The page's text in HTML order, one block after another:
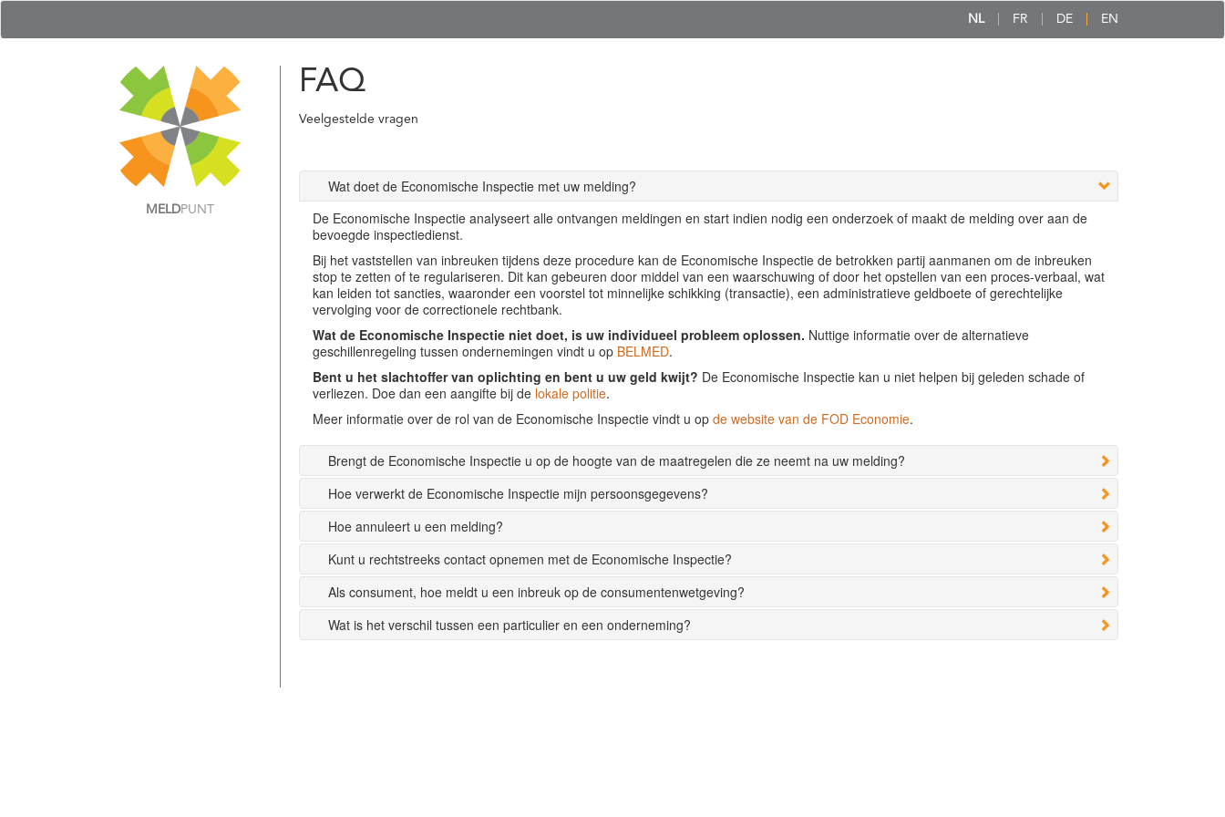
NL FR DE EN
MELDPUNT
FAQ
Veelgestelde vragen
Wat doet de Economische Inspectie met uw melding?
De Economische Inspectie analyseert alle ontvangen meldingen en start indien nodig een onderzoek of maakt de melding over aan de
bevoegde inspectiedienst.
Bij het vaststellen van inbreuken tijdens deze procedure kan de Economische Inspectie de betrokken partij aanmanen om de inbreuken
stop te zetten of te regulariseren. Dit kan gebeuren door middel van een waarschuwing of door het opstellen van een proces-verbaal, wat
kan leiden tot sancties, waaronder een voorstel tot minnelijke schikking (transactie), een administratieve geldboete of gerechtelijke
vervolging voor de correctionele rechtbank.
Wat de Economische Inspectie niet doet, is uw individueel probleem oplossen. Nuttige informatie over de alternatieve
geschillenregeling tussen ondernemingen vindt u op BELMED.
Bent u het slachtoffer van oplichting en bent u uw geld kwijt? De Economische Inspectie kan u niet helpen bij geleden schade of
verliezen. Doe dan een aangifte bij de lokale politie.
Meer informatie over de rol van de Economische Inspectie vindt u op de website van de FOD Economie.
Brengt de Economische Inspectie u op de hoogte van de maatregelen die ze neemt na uw melding?
Hoe verwerkt de Economische Inspectie mijn persoonsgegevens?
Hoe annuleert u een melding?
Kunt u rechtstreeks contact opnemen met de Economische Inspectie?
Als consument, hoe meldt u een inbreuk op de consumentenwetgeving?
Wat is het verschil tussen een particulier en een onderneming?